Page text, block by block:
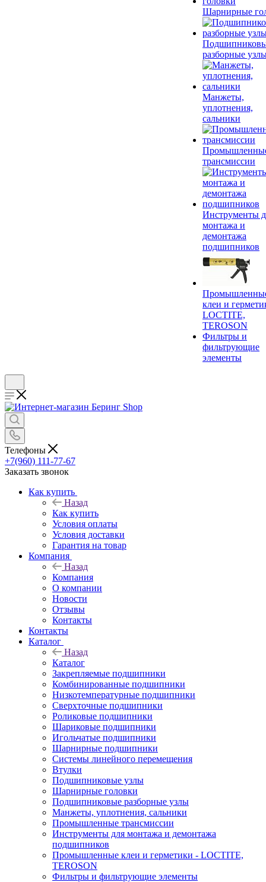
Шарнирные
разборные
Манжеты,
уплотнения,
сальники
трансмиссии
Инструменты
монтажа и
демонтажа
подшипников
клеи и
LOCTITE,
TEROSON
Фильтры и
фильтрующие
элементы
Телефоны
+7(960) 111-77-67
Заказать звонок
Как купить
Назад
Как купить
Условия оплаты
Условия доставки
Гарантия на товар
Компания
Назад
Компания
О компании
Новости
Отзывы
Контакты
Контакты
Каталог
Назад
Каталог
Закрепляемые подшипники
Комбинированные подшипники
Низкотемпературные подшипники
Сверхточные подшипники
Роликовые подшипники
Шариковые подшипники
Игольчатые подшипники
Шарнирные подшипники
Системы линейного перемещения
Втулки
Подшипниковые узлы
Шарнирные головки
Подшипниковые разборные узлы
Манжеты, уплотнения, сальники
Промышленные трансмиссии
Инструменты для монтажа и демонтажа
подшипников
Промышленные клеи и герметики - LOCTITE,
TEROSON
Фильтры и фильтрующие элементы